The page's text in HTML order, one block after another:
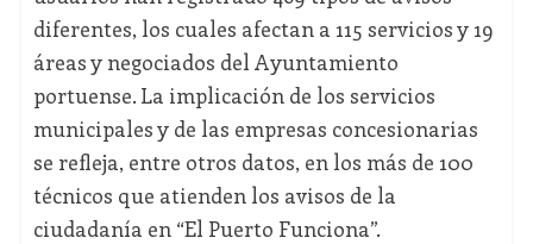
diferentes, los cuales afectan a 115 servicios y 19
áreas y negociados del Ayuntamiento
portuense. La implicación de los servicios
municipales y de las empresas concesionarias
se refleja, entre otros datos, en los más de 100
técnicos que atienden los avisos de la
ciudadanía en “El Puerto Funciona”.